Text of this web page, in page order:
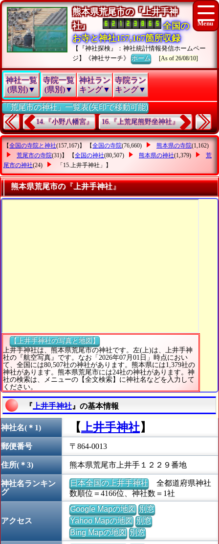
熊本県荒尾市の『上井手神
社』
全国の
お寺と神社157,167箇所収録
【『神社探検』：神社統計情報発信ホームペー
ジ】《神社サーチ》ホーム [As of 26/08/10]
神社一覧
(県別)▼
寺院一覧
(県別)▼
神社ラン
キング▼
寺院ラン
キング▼
「荒尾市の神社」一覧表(矢印で移動可能)
14.『小野八幡宮』 16.『上荒尾熊野坐神社』
【全国の寺院と神社(157,167)】 【全国の寺院(76,660) 熊本県の寺院(1,162)
荒尾市の寺院(31)】 【全国の神社(80,507) 熊本県の神社(1,379)
荒
尾市の神社(24) 「15.上井手神社」 】
熊本県荒尾市の『上井手神社』
【上井手神社の写真と地図】
上井手神社は、熊本県荒尾市の神社です。左(上)は、上井手神
社の『航空写真』です。なお「2026年07月01日」時点におい
て、全国には80,507社の神社があります。熊本県には1,379社の
神社があります。熊本県荒尾市には24社の神社があります。神
社の検索は、メニューの【全文検索】に神社名などを入力して
ください。
『 上井手神社 』の基本情報
神社名(＊1) 【上井手神社】
郵便番号 〒864-0013
住所(＊3) 熊本県荒尾市上井手１２２９番地
神社名ランキン
グ
日本全国の上井手神社全都道府県神社
数順位＝4166位、神社数＝1社
アクセス
Google Mapの地図 別窓
Yahoo Mapの地図 別窓
Bing Mapの地図 別窓